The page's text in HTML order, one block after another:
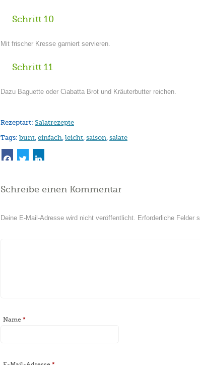
Schritt 10
Mit frischer Kresse garniert servieren.
Schritt 11
Dazu Baguette oder Ciabatta Brot und Kräuterbutter reichen.
Rezeptart: Salatrezepte
Tags: bunt, einfach, leicht, saison, salate
Schreibe einen Kommentar
Deine E-Mail-Adresse wird nicht veröffentlicht. Erforderliche Felder
Name *